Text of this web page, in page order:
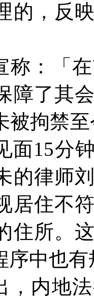
的，反
称：「
障了其
被拘禁
面15分
的律师
居住不
住所。
序中也
，内地